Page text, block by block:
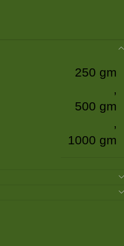
250 gm
,
500 gm
,
1000 gm